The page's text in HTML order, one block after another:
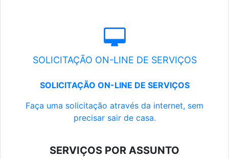
SOLICITAÇÃO ON-LINE DE SERVIÇOS
SOLICITAÇÃO ON-LINE DE SERVIÇOS
Faça uma solicitação através da internet, sem
precisar sair de casa.
SERVIÇOS POR ASSUNTO